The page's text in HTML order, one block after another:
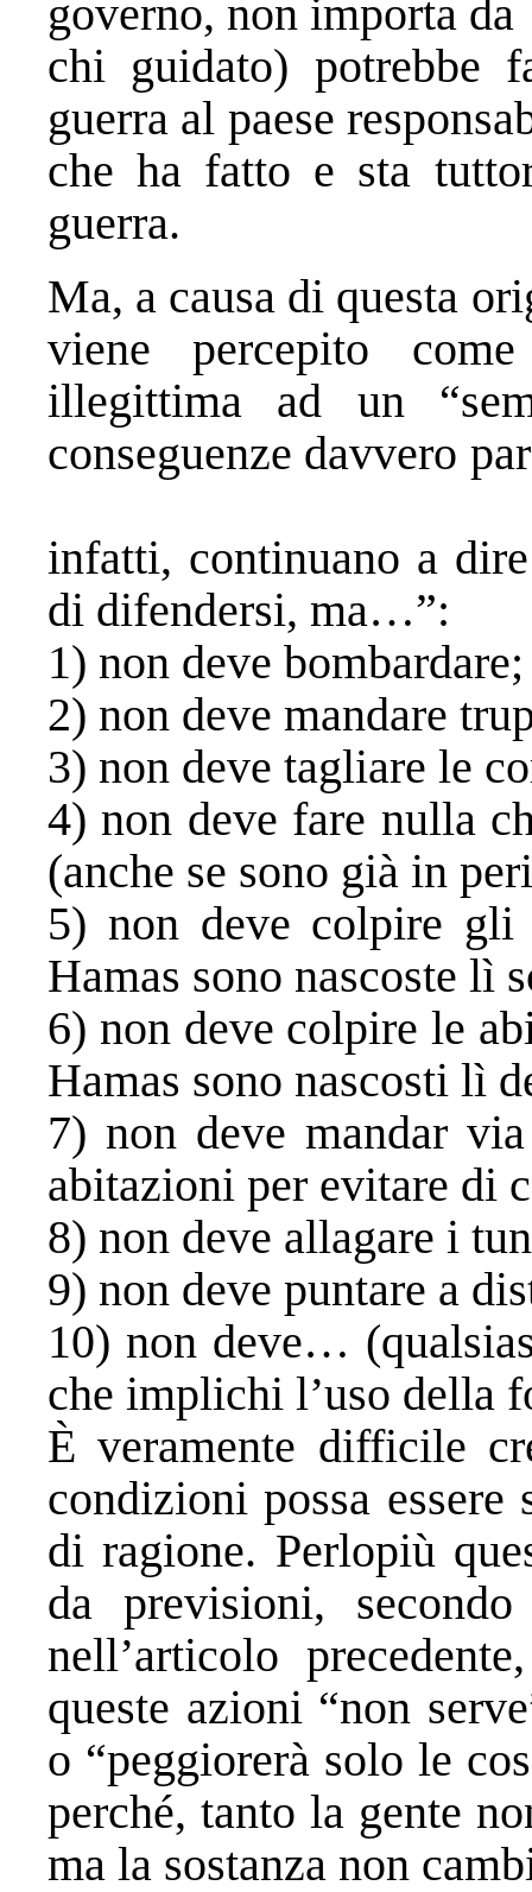
governo, non importa da
chi guidato) potrebbe
guerra al paese
che ha fatto e sta
guerra.
Ma, a causa di questa
viene percepito
illegittima ad un
conseguenze
infatti, continuano a
di difendersi, ma…”:
1) non deve bombardare;
2) non deve mandare
3) non deve tagliare le
4) non deve fare nulla
(anche se sono già in
5) non deve colpire gli
Hamas sono nascoste lì
6) non deve colpire le
Hamas sono nascosti lì
7) non deve mandar
abitazioni per evitare di
8) non deve allagare i
9) non deve puntare a
10) non deve…
che implichi l’uso della
È veramente difficile
condizioni possa essere
di ragione. Perlopiù
da previsioni,
nell’articolo
queste azioni “non
o “peggiorerà solo le
perché, tanto la gente
ma la sostanza non